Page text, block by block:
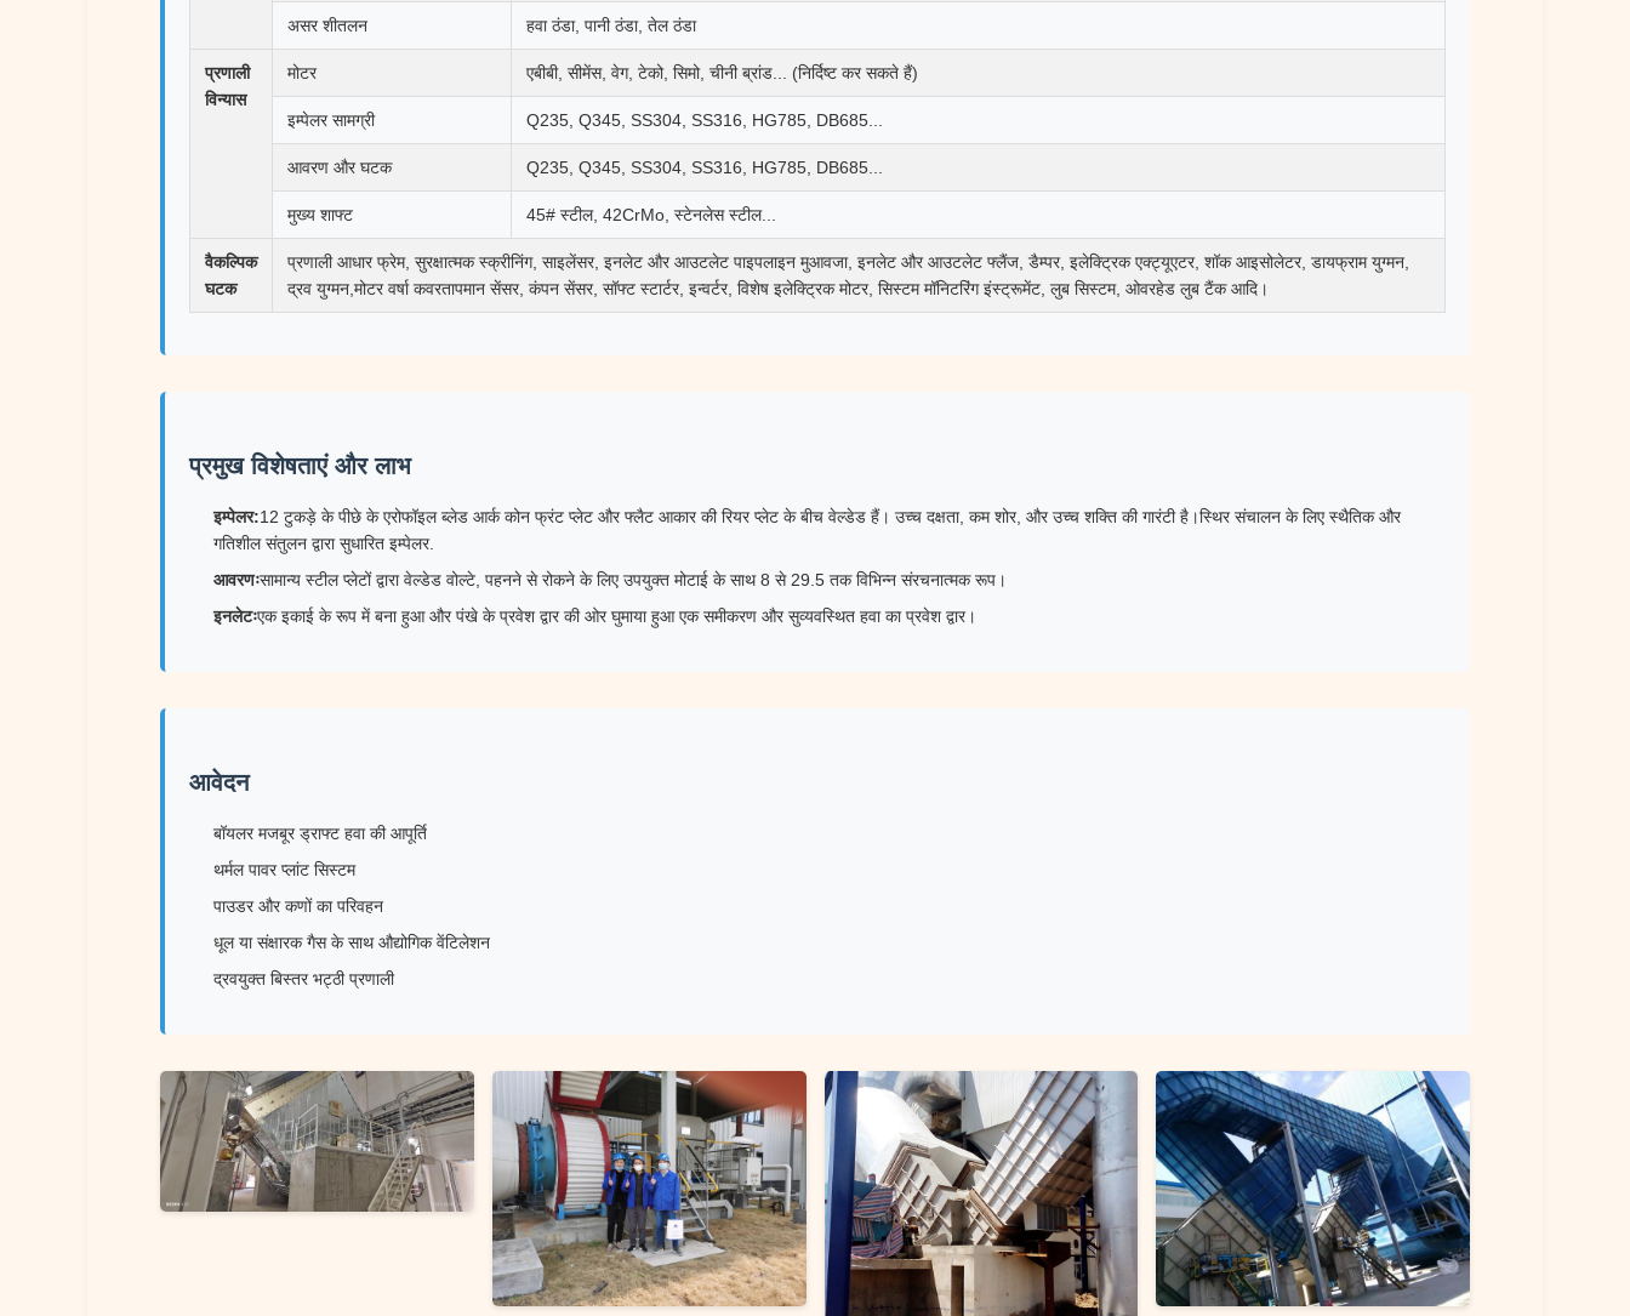
असर शीतलन हवा ठंडा, पानी ठंडा, तेल ठंडा
प्रणाली
विन्यास
मोटर एबीबी, सीमेंस, वेग, टेको, सिमो, चीनी ब्रांड... (निर्दिष्ट कर सकते हैं)
इम्पेलर सामग्री Q235, Q345, SS304, SS316, HG785, DB685...
आवरण और घटक Q235, Q345, SS304, SS316, HG785, DB685...
मुख्य शाफ्ट 45# स्टील, 42CrMo, स्टेनलेस स्टील...
वैकल्पिक
घटक
प्रणाली आधार फ्रेम, सुरक्षात्मक स्क्रीनिंग, साइलेंसर, इनलेट और आउटलेट पाइपलाइन मुआवजा, इनलेट और आउटलेट फ्लैंज, डैम्पर, इलेक्ट्रिक एक्ट्यूएटर, शॉक आइसोलेटर, डायफ्राम युग्मन,
द्रव युग्मन,मोटर वर्षा कवरतापमान सेंसर, कंपन सेंसर, सॉफ्ट स्टार्टर, इन्वर्टर, विशेष इलेक्ट्रिक मोटर, सिस्टम मॉनिटरिंग इंस्ट्रूमेंट, लुब सिस्टम, ओवरहेड लुब टैंक आदि।
प्रमुख विशेषताएं और लाभ
इम्पेलर:12 टुकड़े के पीछे के एरोफॉइल ब्लेड आर्क कोन फ्रंट प्लेट और फ्लैट आकार की रियर प्लेट के बीच वेल्डेड हैं। उच्च दक्षता, कम शोर, और उच्च शक्ति की गारंटी है।स्थिर संचालन के लिए स्थैतिक और
गतिशील संतुलन द्वारा सुधारित इम्पेलर.
आवरणःसामान्य स्टील प्लेटों द्वारा वेल्डेड वोल्टे, पहनने से रोकने के लिए उपयुक्त मोटाई के साथ 8 से 29.5 तक विभिन्न संरचनात्मक रूप।
इनलेटःएक इकाई के रूप में बना हुआ और पंखे के प्रवेश द्वार की ओर घुमाया हुआ एक समीकरण और सुव्यवस्थित हवा का प्रवेश द्वार।
आवेदन
बॉयलर मजबूर ड्राफ्ट हवा की आपूर्ति
थर्मल पावर प्लांट सिस्टम
पाउडर और कणों का परिवहन
धूल या संक्षारक गैस के साथ औद्योगिक वेंटिलेशन
द्रवयुक्त बिस्तर भट्ठी प्रणाली